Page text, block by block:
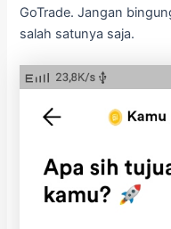
GoTrade. Jangan
salah satunya saja.